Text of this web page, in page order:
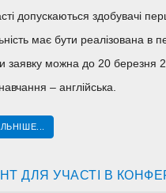
допускаються здобувачі
має бути реалізована в
заявку можна до 20 березня
– англійська.
ДЛЯ УЧАСТІ В